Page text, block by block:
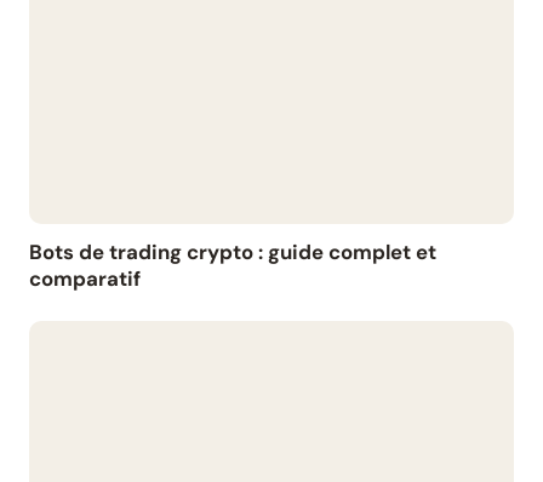
Bots de trading crypto : guide complet et
comparatif